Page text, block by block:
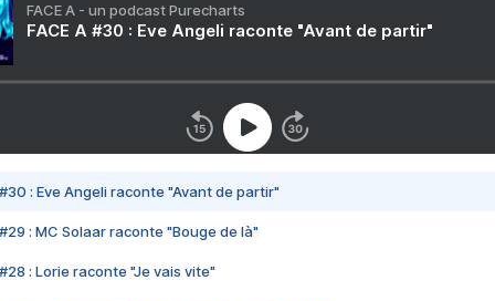
FACE A - un podcast Purecharts
FACE A #30 : Eve Angeli raconte "Avant de partir"
#30 : Eve Angeli raconte "Avant de partir"
#29 : MC Solaar raconte "Bouge de là"
#28 : Lorie raconte "Je vais vite"